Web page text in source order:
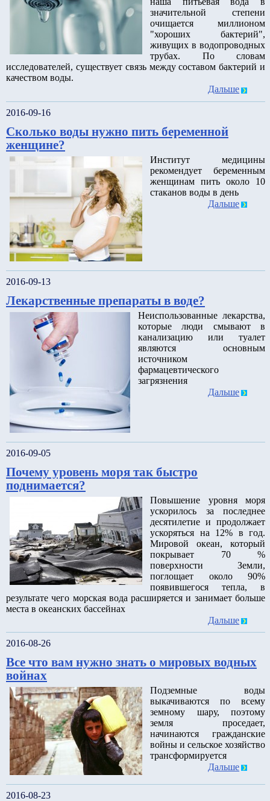
значительной степени
очищается миллионом
"хороших бактерий",
живущих в водопроводных
трубах. По словам
исследователей, существует связь между составом бактерий и
качеством воды.
Дальше
2016-09-16
Сколько воды нужно пить беременной
женщине?
Институт медицины
рекомендует беременным
женщинам пить около 10
стаканов воды в день
Дальше
2016-09-13
Лекарственные препараты в воде?
Неиспользованные лекарства,
которые люди смывают в
канализацию или туалет
являются основным
источником
фармацевтического
загрязнения
Дальше
2016-09-05
Почему уровень моря так быстро
поднимается?
Повышение уровня моря
ускорилось за последнее
десятилетие и продолжает
ускоряться на 12% в год.
Мировой океан, который
покрывает 70 %
поверхности Земли,
поглощает около 90%
появившегося тепла, в
результате чего морская вода расширяется и занимает больше
места в океанских бассейнах
Дальше
2016-08-26
Все что вам нужно знать о мировых водных
войнах
Подземные воды
выкачиваются по всему
земному шару, поэтому
земля проседает,
начинаются гражданские
войны и сельское хозяйство
трансформируется
Дальше
2016-08-23